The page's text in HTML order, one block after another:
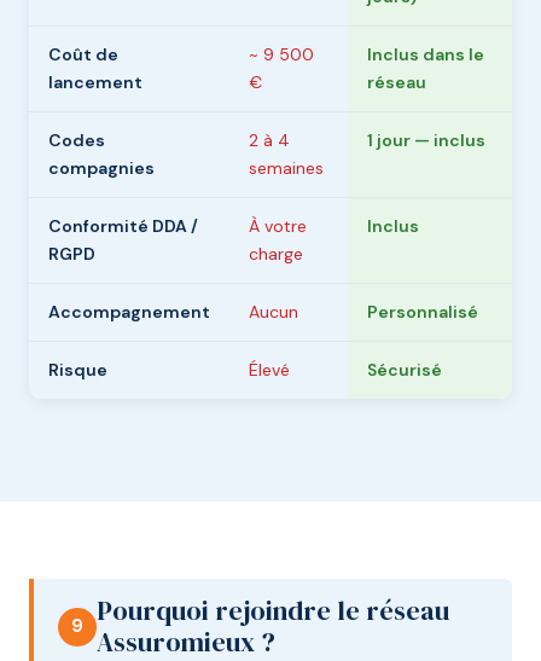
Coût de
lancement
~ 9 500
€
Inclus dans le
réseau
Codes
compagnies
2 à 4
semaines
1 jour — inclus
Conformité DDA /
RGPD
À votre
charge
Inclus
Accompagnement Aucun Personnalisé
Risque Élevé Sécurisé
9
Pourquoi rejoindre le réseau
Assuromieux ?